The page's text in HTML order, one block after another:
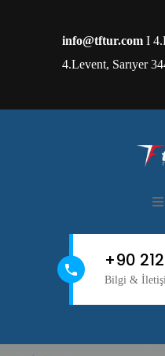
info@tftur.com I
4.Levent, Sarıyer
+90
Bilgi &